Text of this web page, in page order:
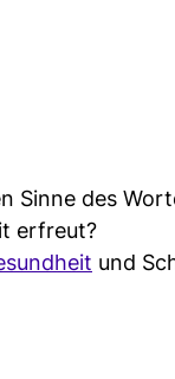
Sinne des
erfreut?
und